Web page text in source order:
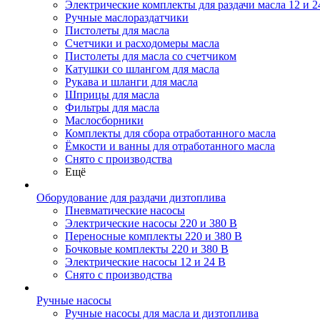
Электрические комплекты для раздачи масла 12 и
Ручные маслораздатчики
Пистолеты для масла
Счетчики и расходомеры масла
Пистолеты для масла со счетчиком
Катушки со шлангом для масла
Рукава и шланги для масла
Шприцы для масла
Фильтры для масла
Маслосборники
Комплекты для сбора отработанного масла
Ёмкости и ванны для отработанного масла
Снято с производства
Ещё
Оборудование для раздачи дизтоплива
Пневматические насосы
Электрические насосы 220 и 380 В
Переносные комплекты 220 и 380 В
Бочковые комплекты 220 и 380 В
Электрические насосы 12 и 24 В
Снято с производства
Ручные насосы
Ручные насосы для масла и дизтоплива